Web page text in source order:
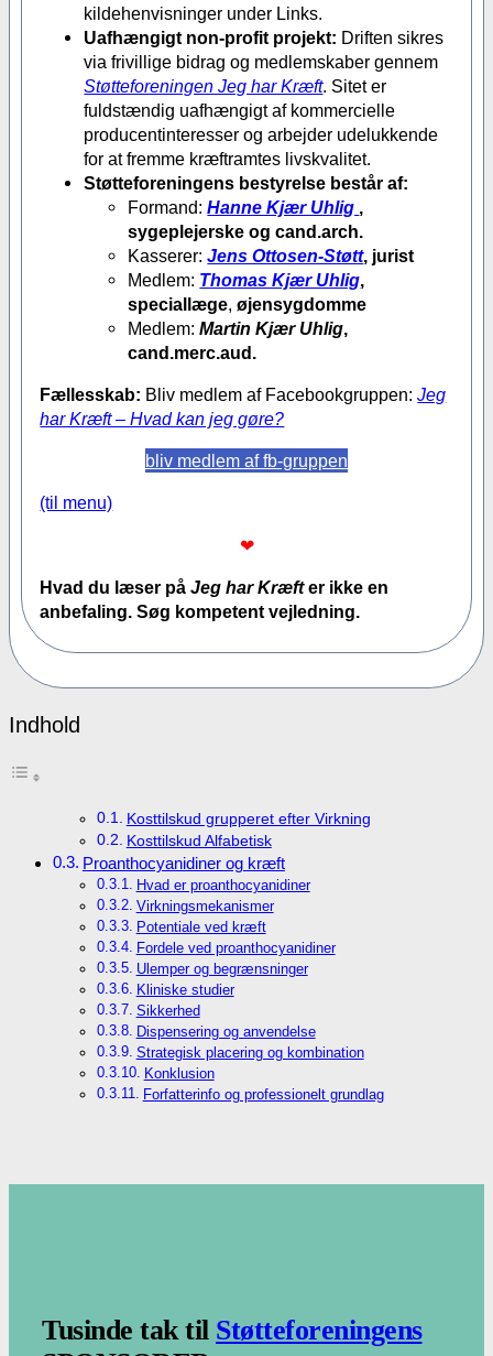
kildehenvisninger under Links.
Uafhængigt non-profit projekt: Driften sikres
via frivillige bidrag og medlemskaber gennem
Støtteforeningen Jeg har Kræft. Sitet er
fuldstændig uafhængigt af kommercielle
producentinteresser og arbejder udelukkende
for at fremme kræftramtes livskvalitet.
Støtteforeningens bestyrelse består af:
Formand:Hanne Kjær Uhlig
sygeplejerske og cand.arch.
Kasserer:Jens Ottosen-Støtt, jurist
Medlem: Thomas Kjær Uhlig
speciallæge ,øjensygdomme
Medlem:Martin Kjær Uhlig
cand.merc.aud.
Fællesskab: Bliv medlem af Facebookgruppen:Jeg
har Kræft – Hvad kan jeg gøre?
bliv medlem af fb-gruppen
(til menu)
❤
Hvad du læser påJeg har Kræfter ikke en
anbefaling. Søg kompetent vejledning.
Indhold
Kosttilskud grupperet efter Virkning
Kosttilskud Alfabetisk
Proanthocyanidiner og kræft
Hvad er proanthocyanidiner
Virkningsmekanismer
Potentiale ved kræft
Fordele ved proanthocyanidiner
Ulemper og begrænsninger
Kliniske studier
Sikkerhed
Dispensering og anvendelse
Strategisk placering og kombination
Konklusion
Forfatterinfo og professionelt grundlag
Tusinde tak til Støtteforeningens